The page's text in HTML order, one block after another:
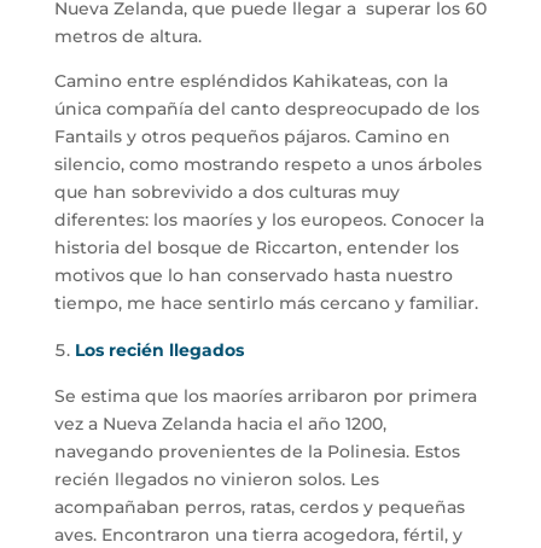
Nueva Zelanda, que puede llegar a superar los 60
metros de altura.
Camino entre espléndidos Kahikateas, con la
única compañía del canto despreocupado de los
Fantails y otros pequeños pájaros. Camino en
silencio, como mostrando respeto a unos árboles
que han sobrevivido a dos culturas muy
diferentes: los maoríes y los europeos. Conocer la
historia del bosque de Riccarton, entender los
motivos que lo han conservado hasta nuestro
tiempo, me hace sentirlo más cercano y familiar.
Los recién llegados
Se estima que los maoríes arribaron por primera
vez a Nueva Zelanda hacia el año 1200,
navegando provenientes de la Polinesia. Estos
recién llegados no vinieron solos. Les
acompañaban perros, ratas, cerdos y pequeñas
aves. Encontraron una tierra acogedora, fértil, y